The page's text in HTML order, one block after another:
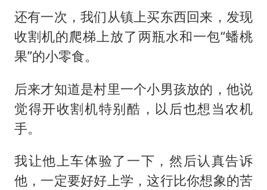
还有一次，我们从镇上买东西回来，发现
收割机的爬梯上放了两瓶水和一包“蟠桃
果”的小零食。
后来才知道是村里一个小男孩放的，他说
觉得开收割机特别酷，以后也想当农机
手。
我让他上车体验了一下，然后认真告诉
他，一定要好好上学，这行比你想象的苦